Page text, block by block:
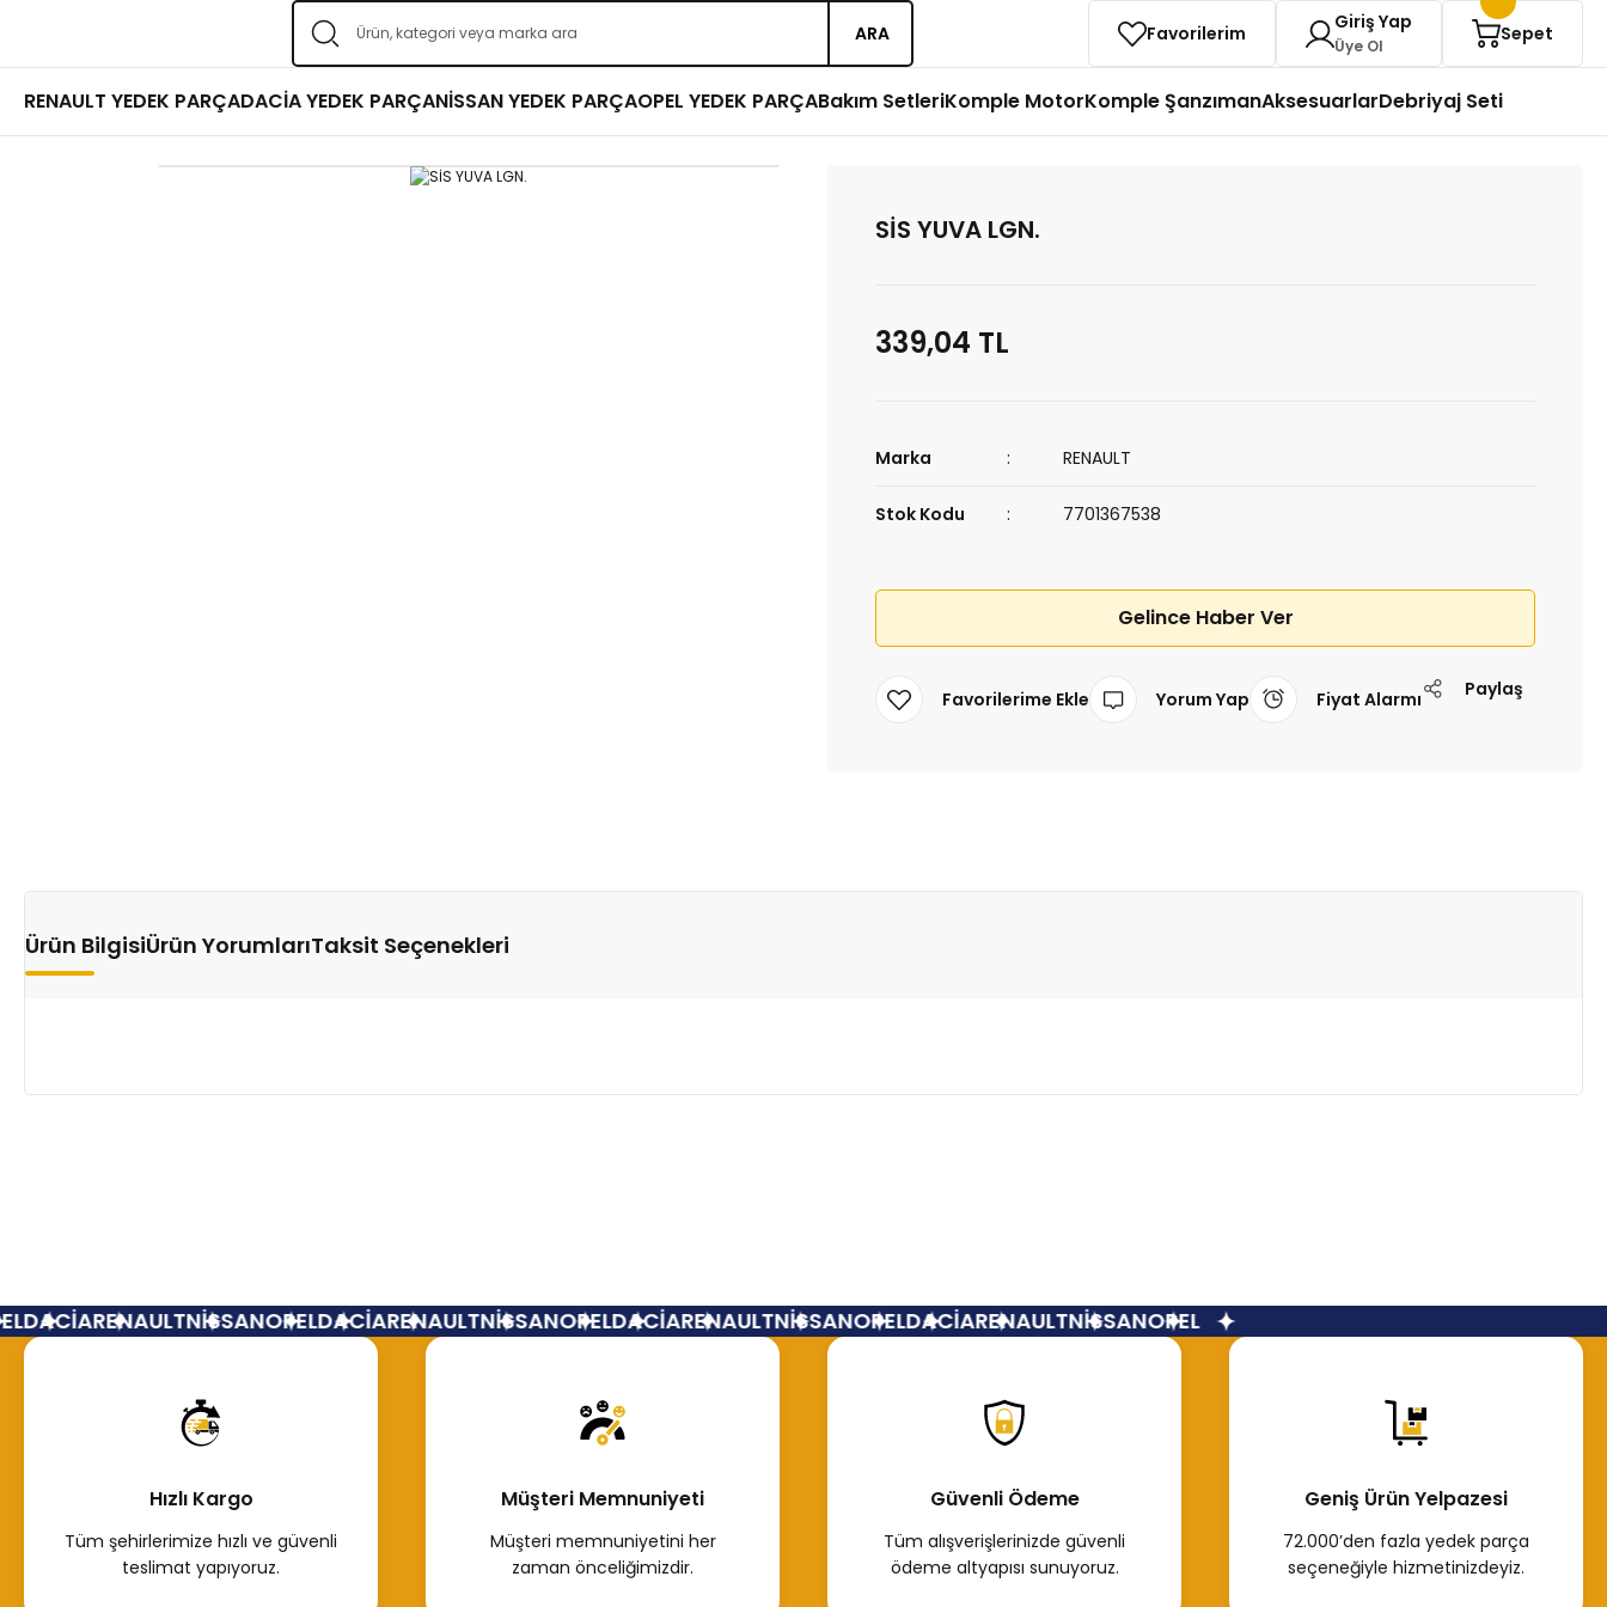
ARA Favorilerim Giriş Yap
Üye Ol
Sepet
RENAULT YEDEK PARÇADACİA YEDEK PARÇANİSSAN YEDEK PARÇAOPEL YEDEK PARÇABakım SetleriKomple MotorKomple ŞanzımanAksesuarlarDebriyaj Seti
SİS YUVA LGN.
339,04 TL
Marka RENAULT
Stok Kodu 7701367538
Gelince Haber Ver
Yorum Yap Fiyat Alarmı Paylaş
Ürün BilgisiÜrün YorumlarıTaksit Seçenekleri
DACİARENAULTNİSSANOPELDACİARENAULTNİSSANOPELDACİARENAULTNİSSANOPELDACİARENAULTNİSSANOPEL
Hızlı Kargo
Tüm şehirlerimize hızlı ve güvenli
teslimat yapıyoruz.
Müşteri Memnuniyeti
Müşteri memnuniyetini her
zaman önceliğimizdir.
Güvenli Ödeme
Tüm alışverişlerinizde güvenli
ödeme altyapısı sunuyoruz.
Geniş Ürün Yelpazesi
72.000’den fazla yedek parça
seçeneğiyle hizmetinizdeyiz.